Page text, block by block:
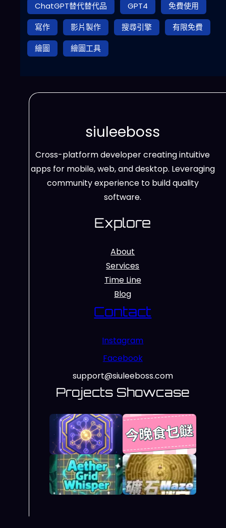
ChatGPT替代替代品
GPT4
免費使用
寫作
影片製作 搜尋引擎
有限免費
繪圖
繪圖工具
siuleeboss
Cross-platform developer creating intuitive
apps for mobile, web, and desktop. Leveraging
community experience to build quality
software.
Explore
About
Services
Time Line
Blog
Contact
Instagram
Facebook
support@siuleeboss.com
Projects Showcase